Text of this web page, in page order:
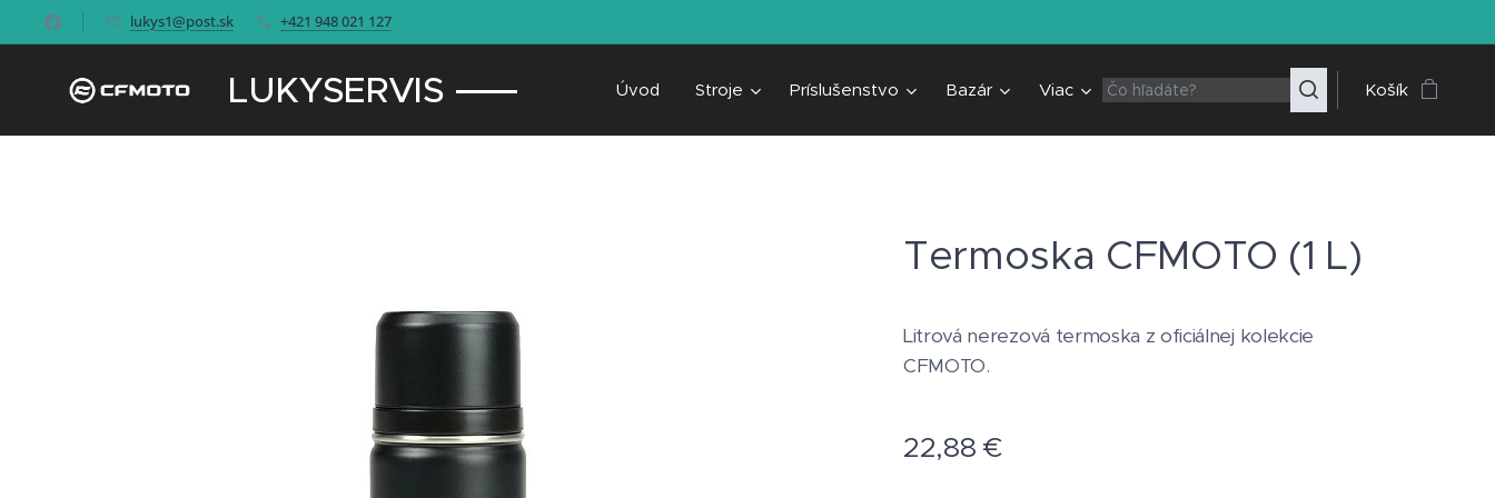
lukys1@post.sk +421 948 021 127
LUKYSERVIS Úvod Stroje Príslušenstvo Bazár Viac Košík
Termoska CFMOTO (1 L)
Litrová nerezová termoska z oficiálnej kolekcie
CFMOTO.
22,88 €